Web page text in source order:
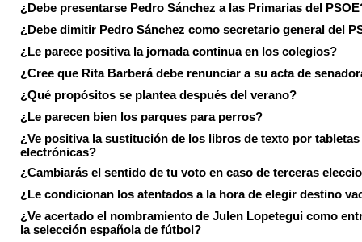
¿Debe presentarse Pedro Sánchez a las Primarias del
¿Debe dimitir Pedro Sánchez como secretario general del
¿Le parece positiva la jornada continua en los colegios?
¿Cree que Rita Barberá debe renunciar a su acta de
¿Qué propósitos se plantea después del verano?
¿Le parecen bien los parques para perros?
¿Ve positiva la sustitución de los libros de texto por tabletas
electrónicas?
¿Cambiarás el sentido de tu voto en caso de terceras
¿Le condicionan los atentados a la hora de elegir destino
¿Ve acertado el nombramiento de Julen Lopetegui como
la selección española de fútbol?